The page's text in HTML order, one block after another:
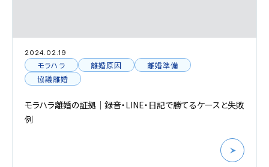
2024.02.19
モラハラ
離婚原因
離婚準備
協議離婚
モラハラ離婚の証拠｜録音・LINE・日記で勝てるケースと失敗
例